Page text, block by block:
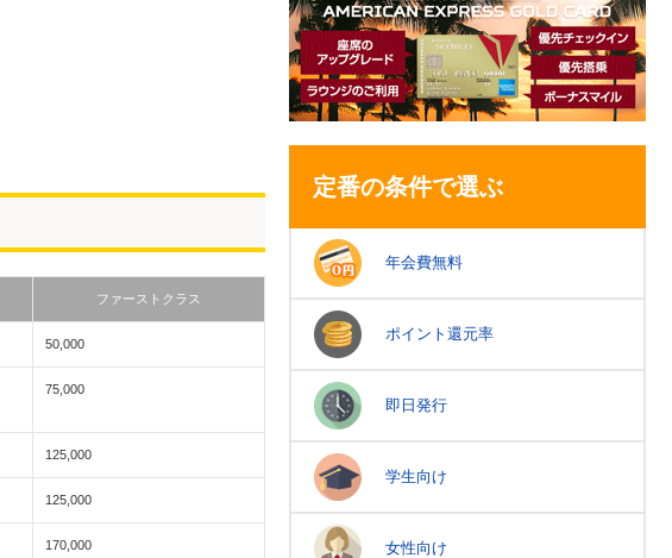
ファーストクラス
50,000
75,000
125,000
125,000
170,000
定番の条件で選ぶ
年会費無料
ポイント還元率
即日発行
学生向け
女性向け